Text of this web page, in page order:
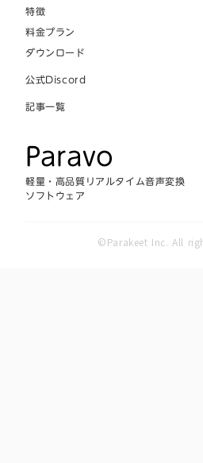
特徴
料金プラン
ダウンロード
公式Discord
記事一覧
Paravo
軽量・高品質リアルタイム音声変換
ソフトウェア
©️Parakeet Inc. All